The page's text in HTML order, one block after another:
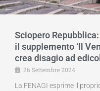
Sciopero
il supplemento ‘Il
crea disagio ad
26 Settembre 2024
La FENAGI esprime il